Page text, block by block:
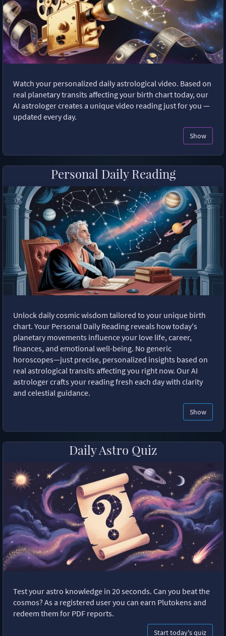
Watch your personalized daily astrological video. Based on
real planetary transits affecting your birth chart today, our
AI astrologer creates a unique video reading just for you —
updated every day.
Show
Personal Daily Reading
Unlock daily cosmic wisdom tailored to your unique birth
chart. Your Personal Daily Reading reveals how today's
planetary movements influence your love life, career,
finances, and emotional well-being. No generic
horoscopes—just precise, personalized insights based on
real astrological transits affecting you right now. Our AI
astrologer crafts your reading fresh each day with clarity
and celestial guidance.
Show
Daily Astro Quiz
Test your astro knowledge in 20 seconds. Can you beat the
cosmos? As a registered user you can earn Plutokens and
redeem them for PDF reports.
Start today's quiz